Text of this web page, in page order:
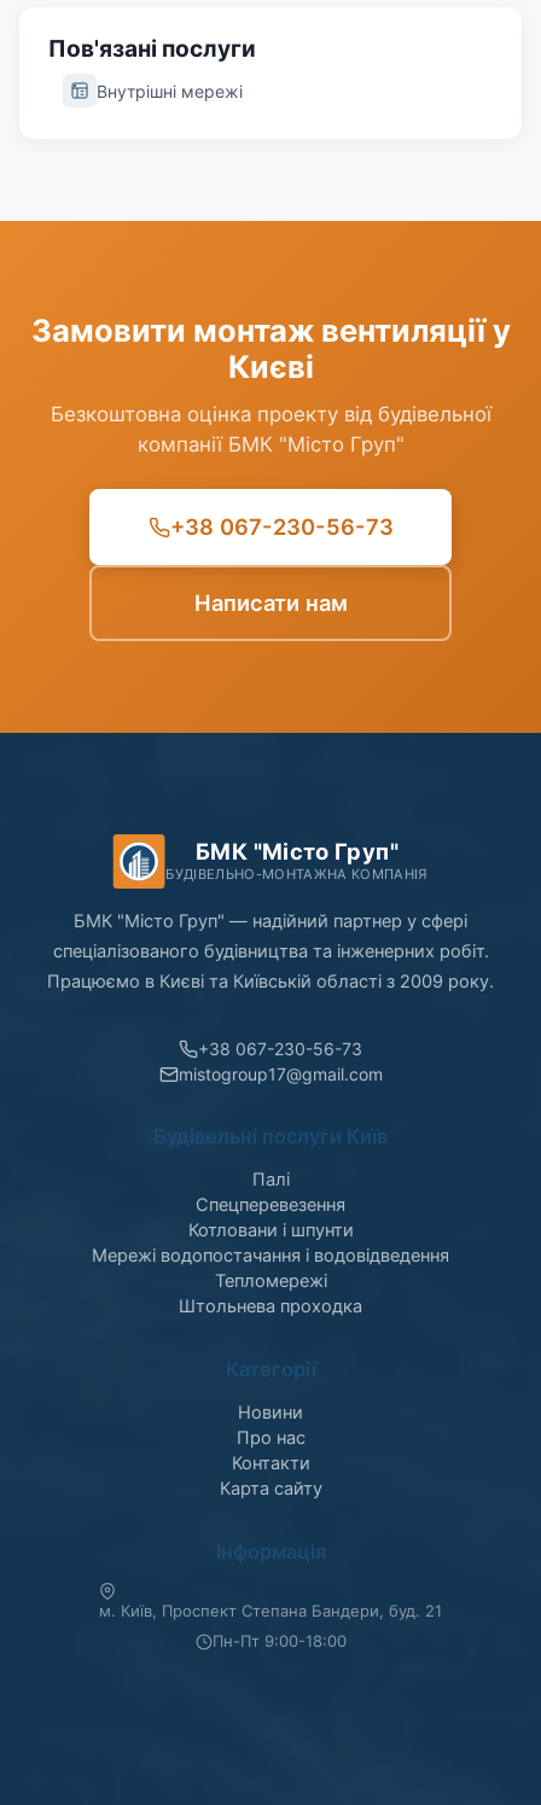
Пов'язані послуги
Внутрішні мережі
Замовити монтаж вентиляції у
Києві
Безкоштовна оцінка проекту від будівельної
компанії БМК "Місто Груп"
+38 067-230-56-73
Написати нам
БМК "Місто Груп"
БУДІВЕЛЬНО-МОНТАЖНА КОМПАНІЯ
БМК "Місто Груп" — надійний партнер у сфері
спеціалізованого будівництва та інженерних робіт.
Працюємо в Києві та Київській області з 2009 року.
+38 067-230-56-73
mistogroup17@gmail.com
Будівельні послуги Київ
Палі
Спецперевезення
Котловани і шпунти
Мережі водопостачання і водовідведення
Тепломережі
Штольнева проходка
Категорії
Новини
Про нас
Контакти
Карта сайту
Інформація
м. Київ, Проспект Степана Бандери, буд. 21
Пн-Пт 9:00-18:00